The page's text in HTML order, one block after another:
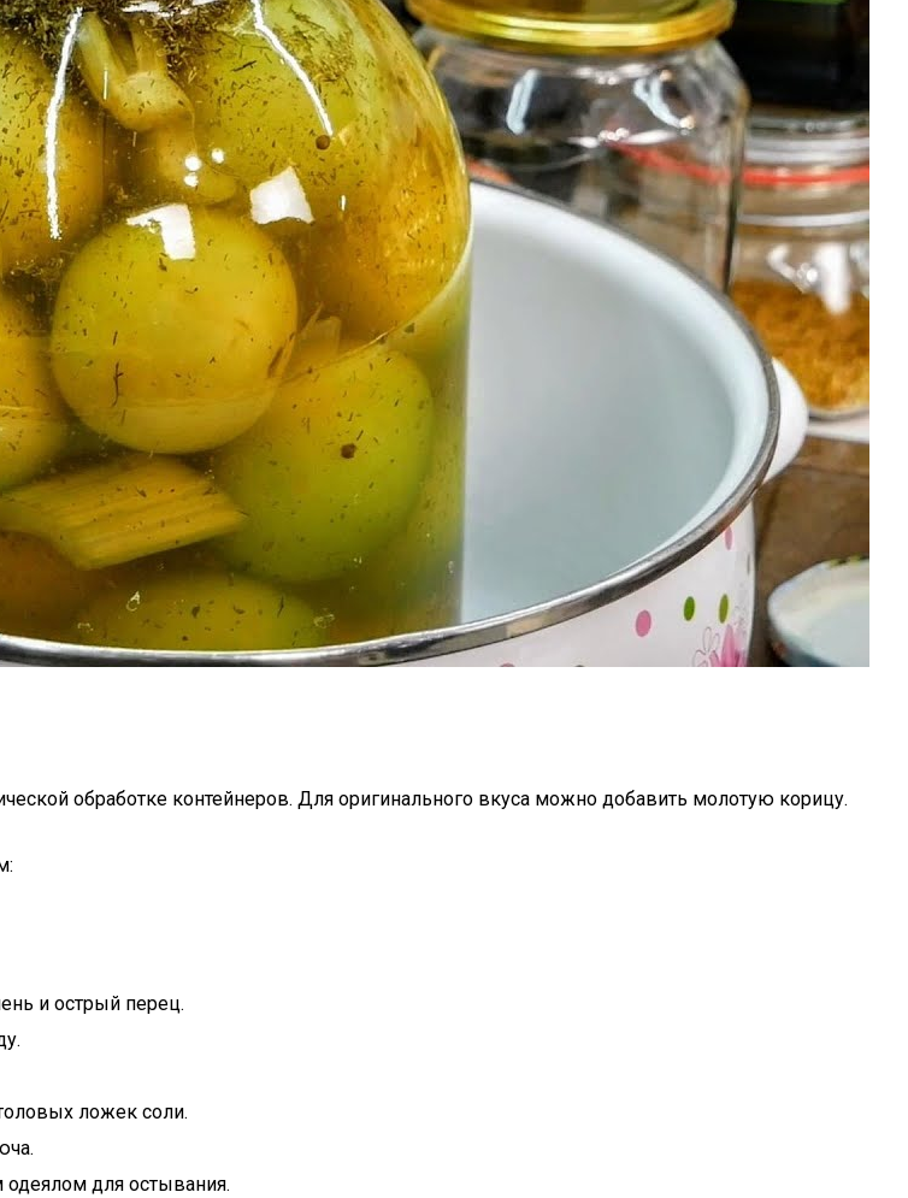
обработке контейнеров. Для оригинального вкуса можно добавить молотую корицу.
и острый перец.
ложек соли.
для остывания.